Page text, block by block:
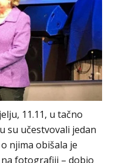
11.11, u tačno
su učestvovali jedan
njima obišala je
fotografiji – dobio